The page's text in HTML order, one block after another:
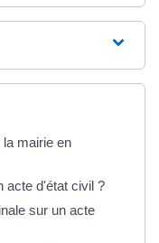
mairie en
acte d'état civil ?
sur un acte